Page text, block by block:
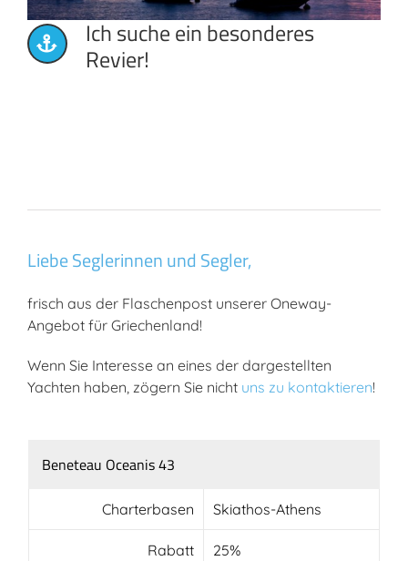
Ich suche ein besonderes
Revier!
Liebe Seglerinnen und Segler,
frisch aus der Flaschenpost unserer Oneway-
Angebot für Griechenland!
Wenn Sie Interesse an eines der dargestellten
Yachten haben, zögern Sie nicht uns zu kontaktieren!
Beneteau Oceanis 43
Charterbasen Skiathos-Athens
Rabatt 25%